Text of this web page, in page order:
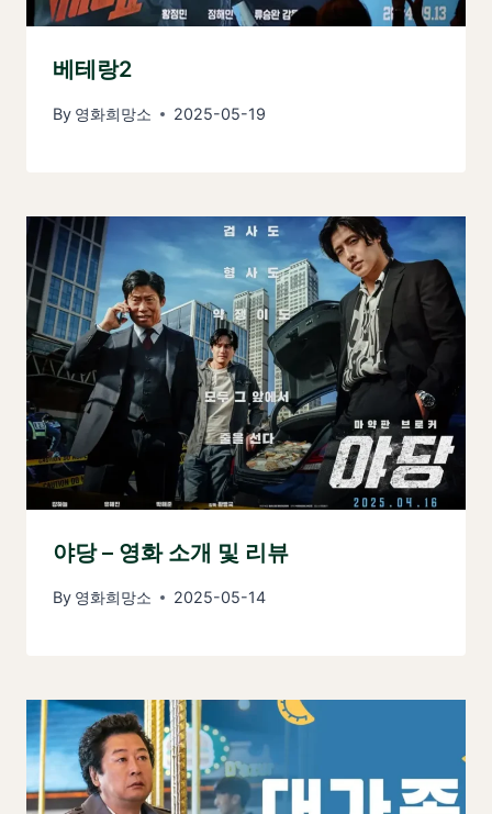
베테랑2
By 영화희망소 2025-05-19
야당 – 영화 소개 및 리뷰
By 영화희망소 2025-05-14